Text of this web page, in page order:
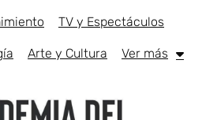
TV y Espectáculos
Arte y Cultura Ver más